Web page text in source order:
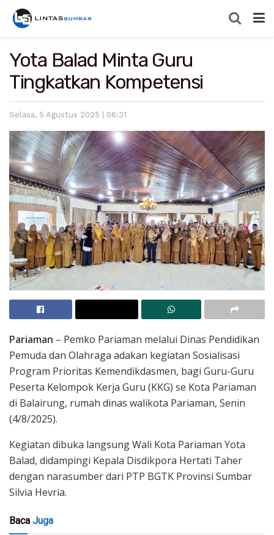
Yota Balad Minta Guru
Tingkatkan Kompetensi
Selasa, 5 Agustus 2025 | 06:31
Pariaman – Pemko Pariaman melalui Dinas Pendidikan
Pemuda dan Olahraga adakan kegiatan Sosialisasi
Program Prioritas Kemendikdasmen, bagi Guru-Guru
Peserta Kelompok Kerja Guru (KKG) se Kota Pariaman
di Balairung, rumah dinas walikota Pariaman, Senin
(4/8/2025).
Kegiatan dibuka langsung Wali Kota Pariaman Yota
Balad, didampingi Kepala Disdikpora Hertati Taher
dengan narasumber dari PTP BGTK Provinsi Sumbar
Silvia Hevria.
Baca Juga